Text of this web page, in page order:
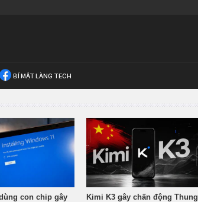
BÍ MẬT LÀNG TECH
con chip gây
Kimi K3 gây chấn động Thung